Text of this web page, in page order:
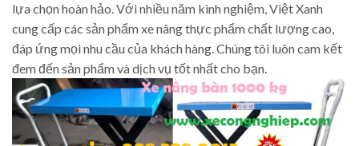
lựa chọn hoàn hảo. Với nhiều năm kinh nghiệm, Việt Xanh
cung cấp các sản phẩm xe nâng thực phẩm chất lượng cao,
đáp ứng mọi nhu cầu của khách hàng. Chúng tôi luôn cam kết
đem đến sản phẩm và dịch vụ tốt nhất cho bạn.